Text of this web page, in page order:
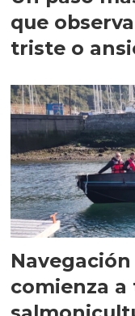
que
triste o
comienza